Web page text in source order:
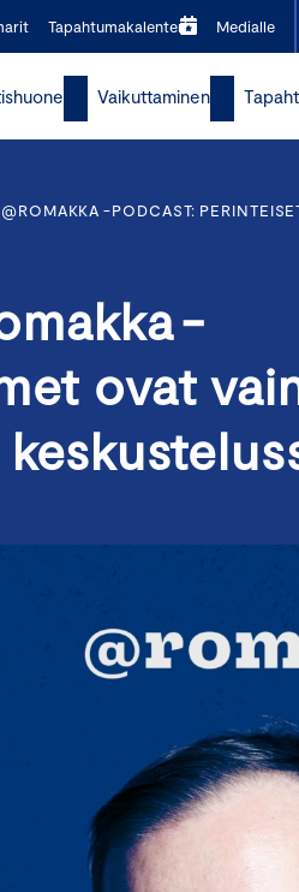
Tapahtumakalenteri Medialle
Vaikuttaminen
-PODCAST:
-
ovat